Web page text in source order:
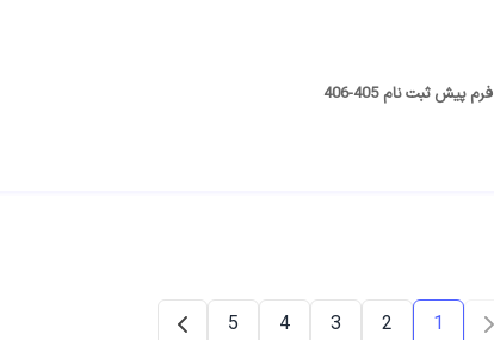
فرم پیش ثبت نام 405-406
1
2
3
4
5